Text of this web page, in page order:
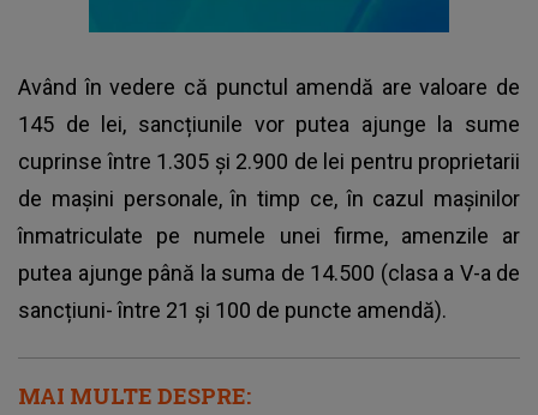
Având în vedere că punctul amendă are valoare de
145 de lei, sancțiunile vor putea ajunge la sume
cuprinse între 1.305 și 2.900 de lei pentru proprietarii
de mașini personale, în timp ce, în cazul mașinilor
înmatriculate pe numele unei firme, amenzile ar
putea ajunge până la suma de 14.500 (clasa a V-a de
sancțiuni- între 21 și 100 de puncte amendă).
MAI MULTE DESPRE: